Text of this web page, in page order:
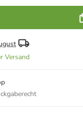
Versand